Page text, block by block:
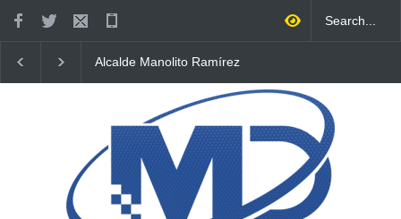
Alcalde Manolito Ramírez
Ordenamiento Territorial
con dirigentes de Fuerza
habría envenenado